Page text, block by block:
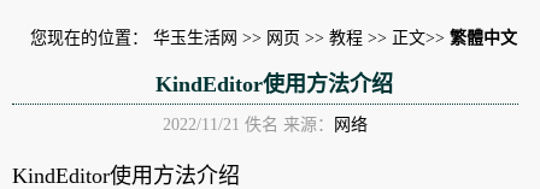
您现在的位置： 华玉生活网 >> 网页 >> 教程 >> 正文>> 繁體中文
KindEditor使用方法介绍
2022/11/21 佚名 来源： 网络
KindEditor使用方法介绍